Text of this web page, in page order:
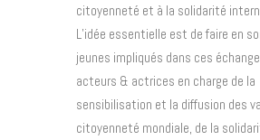
citoyenneté et à la solidarité
L’idée essentielle est de faire en
jeunes impliqués dans ces
acteurs & actrices en charge de la
sensibilisation et la diffusion des
citoyenneté mondiale, de la